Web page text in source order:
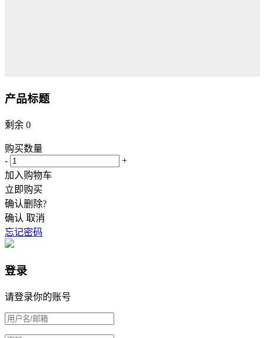
产品标题
剩余 0
购买数量
-
+
加入购物车
立即购买
确认删除?
确认 取消
忘记密码
登录
请登录你的账号